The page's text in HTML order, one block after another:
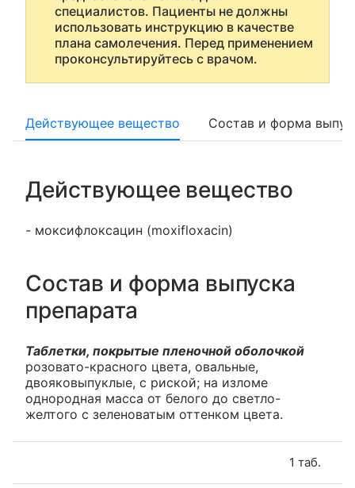
специалистов. Пациенты не должны
использовать инструкцию в качестве
плана самолечения. Перед применением
проконсультируйтесь с врачом.
Действующее вещество Состав и форма
Действующее вещество
- моксифлоксацин (moxifloxacin)
Состав и форма выпуска
препарата
Таблетки, покрытые пленочной оболочкой
розовато-красного цвета, овальные,
двояковыпуклые, с риской; на изломе
однородная масса от белого до светло-
желтого с зеленоватым оттенком цвета.
1 таб.